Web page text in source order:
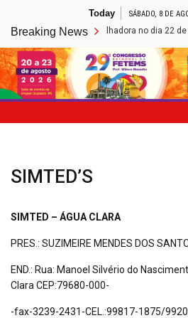
content
Today SÁBADO, 8 DE
Breaking News
Trabalhadora no dia 22 de maio em
SIMTED’S
SIMTED – ÁGUA CLARA
PRES.: SUZIMEIRE MENDES DOS
END.: Rua: Manoel Silvério do
Clara CEP:79680-000-
-fax-3239-2431-CEL.:99817-1875/